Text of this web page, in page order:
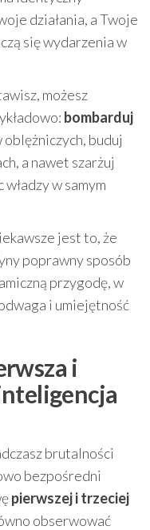
działania, a Twoje
się wydarzenia w
możesz
bombarduj
oblężniczych, buduj
a nawet szarżuj
w samym
jest to, że
poprawny sposób
przygodę, w
i umiejętność
i
brutalności
bezpośredni
pierwszej i trzeciej
obserwować